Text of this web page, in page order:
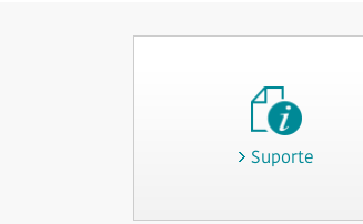
Suporte